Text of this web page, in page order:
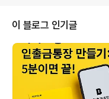
렇게 완성한 공간은 기능적으로
내가 원하던 그 모습이 아니었다.
이 아니다. 예산 안에서 ‘무엇을
에 더 투자해야 하는지'에 대한
한 것이다. 즉, 셀프 인테리어에
이 블로그 인기글